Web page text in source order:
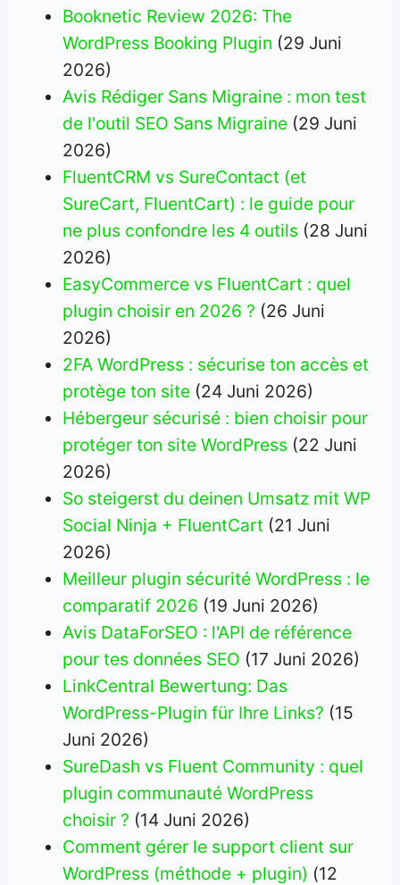
Booknetic Review 2026: The
WordPress Booking Plugin (29 Juni
2026)
Avis Rédiger Sans Migraine : mon test
de l'outil SEO Sans Migraine (29 Juni
2026)
FluentCRM vs SureContact (et
SureCart, FluentCart) : le guide pour
ne plus confondre les 4 outils (28 Juni
2026)
EasyCommerce vs FluentCart : quel
plugin choisir en 2026 ? (26 Juni
2026)
2FA WordPress : sécurise ton accès et
protège ton site (24 Juni 2026)
Hébergeur sécurisé : bien choisir pour
protéger ton site WordPress (22 Juni
2026)
So steigerst du deinen Umsatz mit WP
Social Ninja + FluentCart (21 Juni
2026)
Meilleur plugin sécurité WordPress : le
comparatif 2026 (19 Juni 2026)
Avis DataForSEO : l'API de référence
pour tes données SEO (17 Juni 2026)
LinkCentral Bewertung: Das
WordPress-Plugin für Ihre Links? (15
Juni 2026)
SureDash vs Fluent Community : quel
plugin communauté WordPress
choisir ? (14 Juni 2026)
Comment gérer le support client sur
WordPress (méthode + plugin) (12